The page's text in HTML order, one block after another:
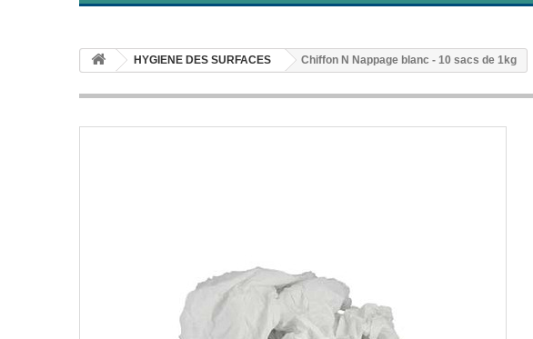
HYGIENE DES SURFACES Chiffon N Nappage blanc - 10 sacs de 1kg